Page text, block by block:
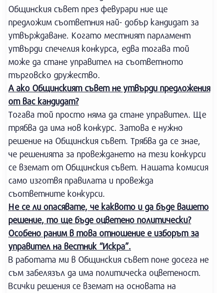
Общинския съвет през февурари ние ще
предложим съответния най- добър кандидат за
утвърждаване. Когато местният парламент
утвърди спечелия конкурса, едва тогава той
може да стане управител на съответното
търговско дружество.
А ако Общинският съвет не утвърди предложения
от вас кандидат?
Тогава той просто няма да стане управител. Ще
трябва да има нов конкурс. Затова е нужно
решение на Общинския съвет. Трябва да се знае,
че решенията за провеждането на тези конкурси
се вземат от Общинския съвет. Нашата комисия
само изготвя правилата и провежда
съответните конкурси.
Не се ли опасявате, че каквото и да бъде вашето
решение, то ще бъде оцветено политически?
Особено раним в това отношение е изборът за
управител на вестник “Искра”.
В работата ми в Общинския съвет поне досега не
съм забелязъл да има политическа оцветеност.
Всички решения се вземат на основата на